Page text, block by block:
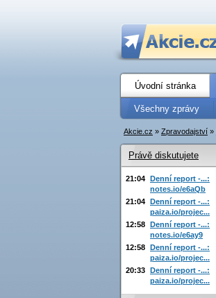
Úvodní stránka
Všechny zprávy
Akcie.cz » Zpravodajství »
Právě diskutujete
21:04 Denní report -...:
notes.io/e6aQb
21:04 Denní report -...:
paiza.io/projec...
12:58 Denní report -...:
notes.io/e6ay9
12:58 Denní report -...:
paiza.io/projec...
20:33 Denní report -...:
paiza.io/projec...